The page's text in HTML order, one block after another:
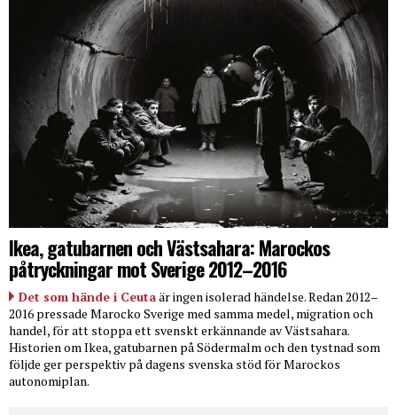
Ikea, gatubarnen och Västsahara: Marockos
påtryckningar mot Sverige 2012–2016
Det som hände i Ceutaär ingen isolerad händelse. Redan 2012–
2016 pressade Marocko Sverige med samma medel, migration och
handel, för att stoppa ett svenskt erkännande av Västsahara.
Historien om Ikea, gatubarnen på Södermalm och den tystnad som
följde ger perspektiv på dagens svenska stöd för Marockos
autonomiplan.